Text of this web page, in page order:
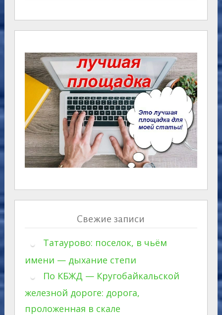
Свежие записи
Татаурово: поселок, в чьём
имени — дыхание степи
По КБЖД — Кругобайкальской
железной дороге: дорога,
проложенная в скале